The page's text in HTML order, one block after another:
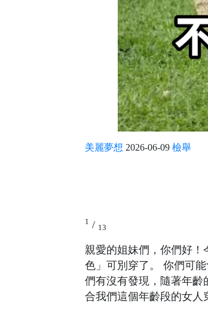
美麗夢想 2026-06-09 檢舉
1 / 13
親愛的姐妹們，你們好！
色」可別穿了。 你們可
們有沒有發現，隨著年齡
合我們這個年齡段的女人